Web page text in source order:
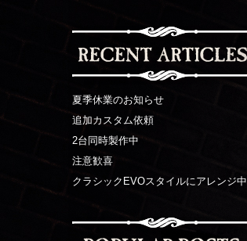
夏季休業のお知らせ
追加カスタム依頼
2台同時製作中
注意歓喜
クラシックEVOスタイルにアレンジ中